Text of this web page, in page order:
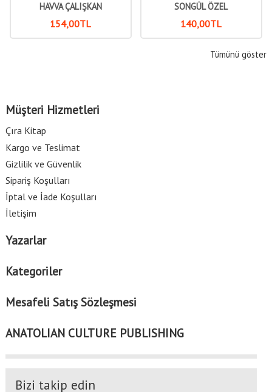
HAVVA ÇALIŞKAN
154,00TL
SONGÜL ÖZEL
140,00TL
Tümünü göster
Müşteri Hizmetleri
Çıra Kitap
Kargo ve Teslimat
Gizlilik ve Güvenlik
Sipariş Koşulları
İptal ve İade Koşulları
İletişim
Yazarlar
Kategoriler
Mesafeli Satış Sözleşmesi
ANATOLIAN CULTURE PUBLISHING
Bizi takip edin